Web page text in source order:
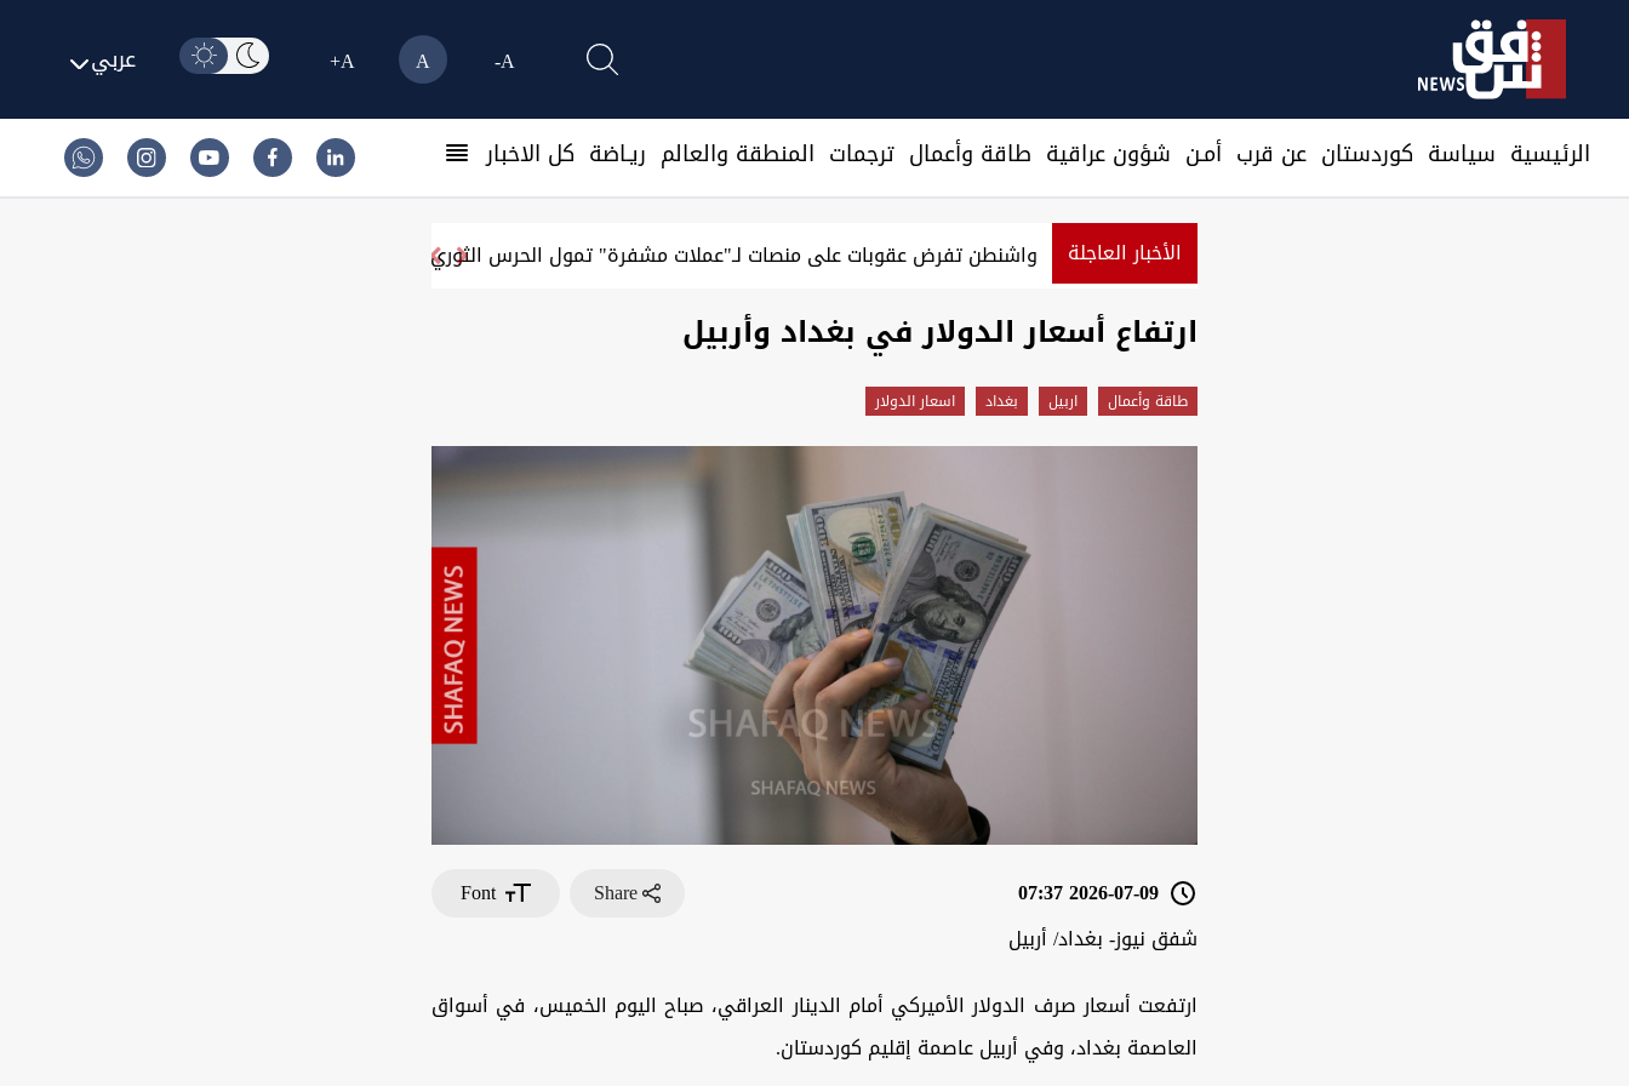
A-
A
A+ عربي
الرئيسية سیاسة كوردستان عن قرب أمـن شؤون عراقية طاقة وأعمال ترجمات المنطقة والعالم ريـاضة كل الاخبار
الأخبار العاجلة واشنطن تفرض عقوبات على منصات لـ"عملات مشفرة" تمول الحرس الثوري
ارتفاع أسعار الدولار في بغداد وأربيل
طاقة وأعمال اربيل بغداد اسعار الدولار
2026-07-09 07:37
Share
Font
شفق نيوز- بغداد/ أربيل
ارتفعت أسعار صرف الدولار الأميركي أمام الدينار العراقي، صباح اليوم الخميس، في أسواق
العاصمة بغداد، وفي أربيل عاصمة إقليم كوردستان.